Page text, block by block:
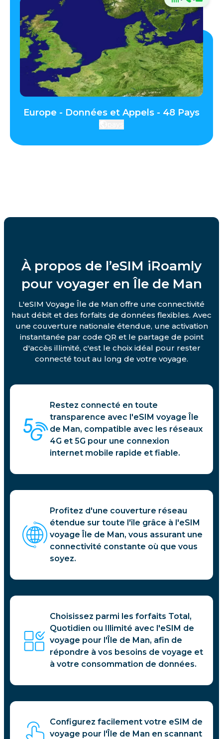
Europe - Données et Appels - 48 Pays
À propos de l’eSIM iRoamly
pour voyager en Île de Man
L'eSIM Voyage Île de Man offre une connectivité
haut débit et des forfaits de données flexibles. Avec
une couverture nationale étendue, une activation
instantanée par code QR et le partage de point
d'accès illimité, c'est le choix idéal pour rester
connecté tout au long de votre voyage.
Restez connecté en toute
transparence avec l'eSIM voyage Île
de Man, compatible avec les réseaux
4G et 5G pour une connexion
internet mobile rapide et fiable.
Profitez d'une couverture réseau
étendue sur toute l'île grâce à l'eSIM
voyage Île de Man, vous assurant une
connectivité constante où que vous
soyez.
Choisissez parmi les forfaits Total,
Quotidien ou Illimité avec l'eSIM de
voyage pour l'Île de Man, afin de
répondre à vos besoins de voyage et
à votre consommation de données.
Configurez facilement votre eSIM de
voyage pour l'Île de Man en scannant